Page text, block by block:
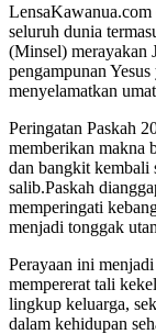
seluruh dunia
(Minsel) merayakan
pengampunan
menyelamatkan
Peringatan Paskah
memberikan makna
dan bangkit kembali
salib.Paskah
memperingati
menjadi tonggak
Perayaan ini
mempererat tali
lingkup keluarga,
dalam kehidupan